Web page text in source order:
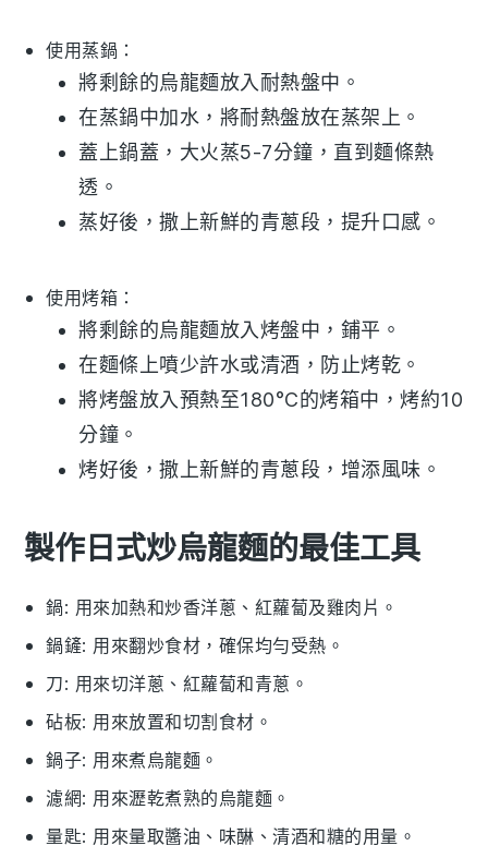
使用蒸鍋：
將剩餘的烏龍麵放入耐熱盤中。
在蒸鍋中加水，將耐熱盤放在蒸架上。
蓋上鍋蓋，大火蒸5-7分鐘，直到麵條熱
透。
蒸好後，撒上新鮮的青蔥段，提升口感。
使用烤箱：
將剩餘的烏龍麵放入烤盤中，鋪平。
在麵條上噴少許水或清酒 ，防止烤乾。
將烤盤放入預熱至180°C的烤箱中，烤約10
分鐘。
烤好後，撒上新鮮的青蔥段，增添風味。
製作日式炒烏龍麵的最佳工具
鍋: 用來加熱和炒香洋蔥、紅蘿蔔及雞肉片。
鍋鏟: 用來翻炒食材，確保均勻受熱。
刀: 用來切洋蔥、紅蘿蔔和青蔥。
砧板: 用來放置和切割食材。
鍋子: 用來煮烏龍麵。
濾網: 用來瀝乾煮熟的烏龍麵。
量匙: 用來量取醬油、味醂、清酒和糖的用量。